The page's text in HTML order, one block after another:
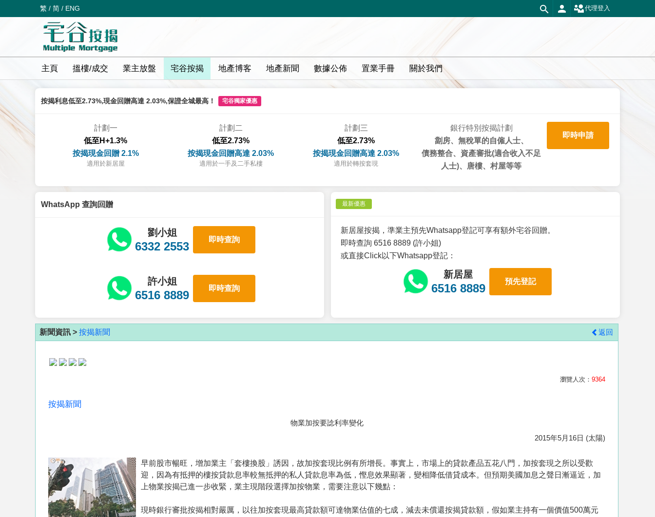
繁 / 简 / ENG 代理登入
主頁 搵樓/成交 業主放盤 宅谷按揭 地產博客 地產新聞 數據公佈 置業手冊 關於我們
按揭利息低至2.73%,現金回贈高達 2.03%,保證全城最高！ 宅谷獨家優惠
計劃一
低至H+1.3%
按揭現金回贈 2.1%
適用於新居屋
計劃二
低至2.73%
按揭現金回贈高達 2.03%
適用於一手及二手私樓
計劃三
低至2.73%
按揭現金回贈高達 2.03%
適用於轉按套現
銀行特別按揭計劃
劏房、無稅單的自僱人士、
債務整合、資產審批(適合收入不足
人士)、唐樓、村屋等等
即時申請
WhatsApp 查詢回贈
劉小姐
6332 2553
即時查詢
許小姐
6516 8889
即時查詢
最新優惠
新居屋按揭，準業主預先Whatsapp登記可享有額外宅谷回贈。
即時查詢 6516 8889 (許小姐)
或直接Click以下Whatsapp登記：
新居屋
6516 8889
預先登記
新聞資訊 > 按揭新聞 返回
瀏覽人次： 9364
按揭新聞
物業加按要諗利率變化
2015年5月16日 (太陽)
早前股市暢旺，增加業主「套樓換股」誘因，故加按套現比例有所增長。事實上，市場上的貸款產品五花八門，加按套現之所以受歡
迎，因為有抵押的樓按貸款息率較無抵押的私人貸款息率為低，慳息效果顯著，變相降低借貸成本。但預期美國加息之聲日漸逼近，加
上物業按揭已進一步收緊，業主現階段選擇加按物業，需要注意以下幾點：
現時銀行審批按揭相對嚴厲，以往加按套現最高貸款額可達物業估值的七成，減去未償還按揭貸款額，假如業主持有一個價值500萬元